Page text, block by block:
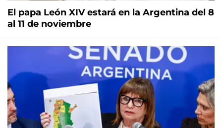
El papa León XIV estará en la Argentina del 8
al 11 de noviembre